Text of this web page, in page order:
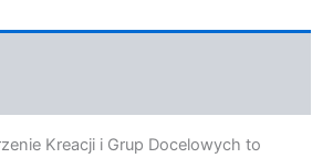
Kreacji i Grup Docelowych to